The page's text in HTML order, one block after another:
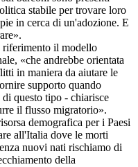
stabile per trovare loro
in cerca di un'adozione. E
riferimento il modello
«che andrebbe orientata
in maniera da aiutare le
supporto quando
questo tipo - chiarisce
il flusso migratorio».
demografica per i Paesi
all'Italia dove le morti
nuovi nati rischiamo di
della